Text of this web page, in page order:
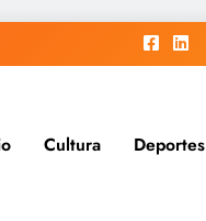
Cultura Deportes